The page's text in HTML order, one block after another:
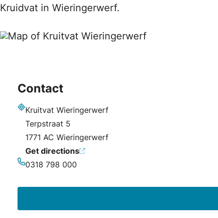
Kruidvat in Wieringerwerf.
Contact
Kruitvat Wieringerwerf
Terpstraat 5
1771 AC Wieringerwerf
Get directions
0318 798 000